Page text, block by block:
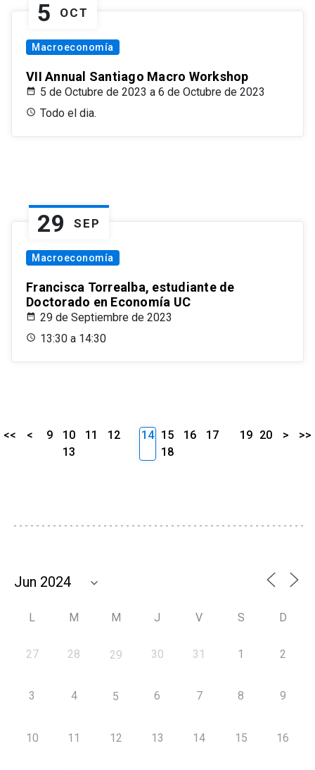
5 OCT
Macroeconomía
VII Annual Santiago Macro Workshop
5 de Octubre de 2023 a 6 de Octubre de 2023
Todo el dia.
29 SEP
Macroeconomía
Francisca Torrealba, estudiante de
Doctorado en Economía UC
29 de Septiembre de 2023
13:30 a 14:30
<< < 9 10 11
12
13
14 15 16
17
18
19 20 > >>
L M M J V S D
27 28 29 30 31 1 2
3 4 5 6 7 8 9
10 11 12 13 14 15 16